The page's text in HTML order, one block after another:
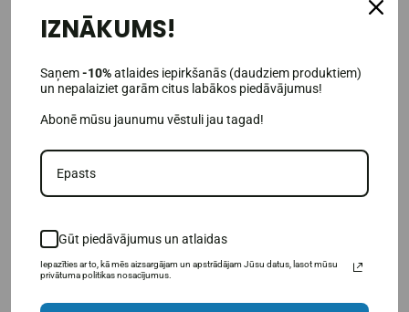
Hepatica berberīna hidrohlorīds
120 kapsulas.
Pieejams noliktavā
IELIKT GROZĀ
IZNĀKUMS!
Saņem-10%atlaides iepirkšanās (daudziem produktiem)
un nepalaiziet garām citus labākos piedāvājumus!
Abonē mūsu jaunumu vēstuli jau tagad!
Gūt piedāvājumus un atlaidas
Iepazīties ar to, kā mēs aizsargājam un apstrādājam Jūsu datus, lasot mūsu
privātuma politikas nosacījumus.